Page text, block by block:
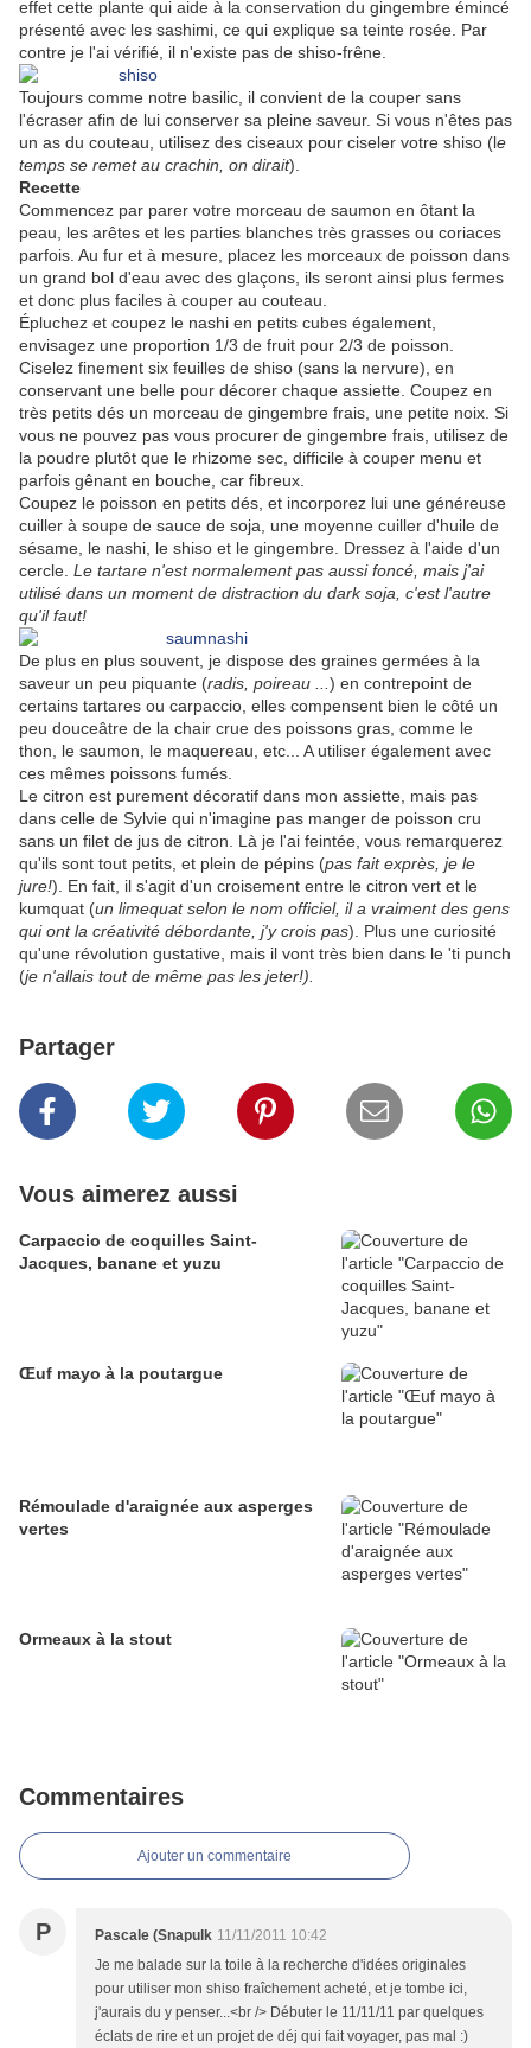
effet cette plante qui aide à la conservation du gingembre émincé
présenté avec les sashimi, ce qui explique sa teinte rosée. Par
contre je l'ai vérifié, il n'existe pas de shiso-frêne.
Toujours comme notre basilic, il convient de la couper sans
l'écraser afin de lui conserver sa pleine saveur. Si vous n'êtes pas
un as du couteau, utilisez des ciseaux pour ciseler votre shiso (le
temps se remet au crachin, on dirait).
Recette
Commencez par parer votre morceau de saumon en ôtant la
peau, les arêtes et les parties blanches très grasses ou coriaces
parfois. Au fur et à mesure, placez les morceaux de poisson dans
un grand bol d'eau avec des glaçons, ils seront ainsi plus fermes
et donc plus faciles à couper au couteau.
Épluchez et coupez le nashi en petits cubes également,
envisagez une proportion 1/3 de fruit pour 2/3 de poisson.
Ciselez finement six feuilles de shiso (sans la nervure), en
conservant une belle pour décorer chaque assiette. Coupez en
très petits dés un morceau de gingembre frais, une petite noix. Si
vous ne pouvez pas vous procurer de gingembre frais, utilisez de
la poudre plutôt que le rhizome sec, difficile à couper menu et
parfois gênant en bouche, car fibreux.
Coupez le poisson en petits dés, et incorporez lui une généreuse
cuiller à soupe de sauce de soja, une moyenne cuiller d'huile de
sésame, le nashi, le shiso et le gingembre. Dressez à l'aide d'un
cercle. Le tartare n'est normalement pas aussi foncé, mais j'ai
utilisé dans un moment de distraction du dark soja, c'est l'autre
qu'il faut!
De plus en plus souvent, je dispose des graines germées à la
saveur un peu piquante (radis, poireau ... ) en contrepoint de
certains tartares ou carpaccio, elles compensent bien le côté un
peu douceâtre de la chair crue des poissons gras, comme le
thon, le saumon, le maquereau, etc... A utiliser également avec
ces mêmes poissons fumés.
Le citron est purement décoratif dans mon assiette, mais pas
dans celle de Sylvie qui n'imagine pas manger de poisson cru
sans un filet de jus de citron. Là je l'ai feintée, vous remarquerez
qu'ils sont tout petits, et plein de pépins (pas fait exprès, je le
jure!). En fait, il s'agit d'un croisement entre le citron vert et le
kumquat (un limequat selon le nom officiel, il a vraiment des gens
qui ont la créativité débordante, j'y crois pas). Plus une curiosité
qu'une révolution gustative, mais il vont très bien dans le 'ti punch
(je n'allais tout de même pas les jeter!).
Partager
Vous aimerez aussi
Carpaccio de coquilles Saint-
Jacques, banane et yuzu
Œuf mayo à la poutargue
Rémoulade d'araignée aux asperges
vertes
Ormeaux à la stout
Commentaires
Ajouter un commentaire
P Pascale (Snapulk 11/11/2011 10:42
Je me balade sur la toile à la recherche d'idées originales
pour utiliser mon shiso fraîchement acheté, et je tombe ici,
j'aurais du y penser...<br /> Débuter le 11/11/11 par quelques
éclats de rire et un projet de déj qui fait voyager, pas mal :)